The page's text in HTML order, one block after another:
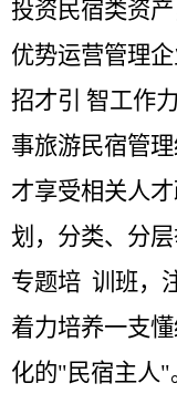
投资民宿类资
优势运营管理
招才引 智工作
事旅游民宿管
才享受相关人
划，分类、分
专题培 训班，
着力培养一支
化的" 民宿主人"